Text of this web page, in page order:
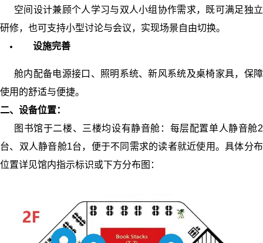
空间设计兼顾个人学习与双人小组协作需求，既可满足独立
研修，也可支持小型讨论与会议，实现场景自由切换。
设施完善
舱内配备电源接口、照明系统、新风系统及桌椅家具，保障
使用的舒适与便捷。
二、设备位置：
图书馆于二楼、三楼均设有静音舱：每层配置单人静音舱2
台、双人静音舱1台，便于不同需求的读者就近使用。具体分布
位置详见馆内指示标识或下方分布图：